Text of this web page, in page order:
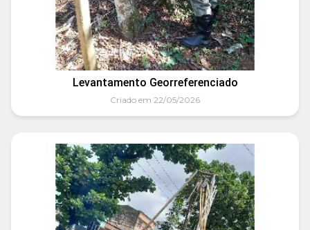
Levantamento Georreferenciado
Criado em 22/05/2026